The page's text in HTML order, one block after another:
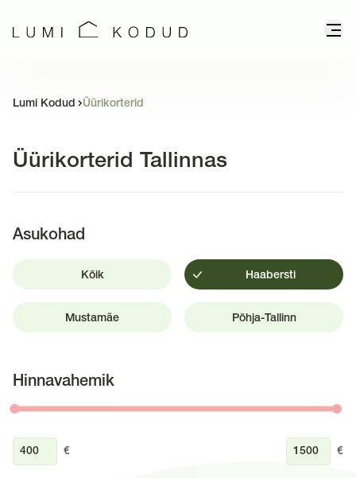
Lumi Kodud Üürikorterid
Üürikorterid Tallinnas
Asukohad
Kõik Haabersti
Mustamäe Põhja-Tallinn
Hinnavahemik
€ €